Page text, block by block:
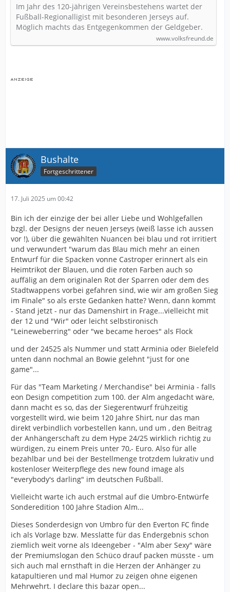
Im Jahr des 120-jährigen Vereinsbestehens wartet der
Fußball-Regionalligist mit besonderen Jerseys auf.
Möglich machts das Entgegenkommen der Geldgeber.
www.volksfreund.de
Bushalte
Fortgeschrittener
17. Juli 2025 um 00:42
Bin ich der einzige der bei aller Liebe und Wohlgefallen
bzgl. der Designs der neuen Jerseys (weiß lasse ich aussen
vor !), über die gewählten Nuancen bei blau und rot irritiert
und verwundert "warum das Blau mich mehr an einen
Entwurf für die Spacken vonne Castroper erinnert als ein
Heimtrikot der Blauen, und die roten Farben auch so
auffälig an dem originalen Rot der Sparren oder dem des
Stadtwappens vorbei gefahren sind, wie wir am großen Sieg
im Finale" so als erste Gedanken hatte? Wenn, dann kommt
- Stand jetzt - nur das Damenshirt in Frage...vielleicht mit
der 12 und "Wir" oder leicht selbstironisch
"Leineweberring" oder "we became heroes" als Flock
und der 24525 als Nummer und statt Arminia oder Bielefeld
unten dann nochmal an Bowie gelehnt "just for one
game"...
Für das "Team Marketing / Merchandise" bei Arminia - falls
eon Design competition zum 100. der Alm angedacht wäre,
dann macht es so, das der Siegerentwurf frühzeitig
vorgestellt wird, wie beim 120 Jahre Shirt, nur das man
direkt verbindlich vorbestellen kann, und um , den Beitrag
der Anhängerschaft zu dem Hype 24/25 wirklich richtig zu
würdigen, zu einem Preis unter 70,- Euro. Also für alle
bezahlbar und bei der Bestellmenge trotzdem lukrativ und
kostenloser Weiterpflege des new found image als
"everybody's darling" im deutschen Fußball.
Vielleicht warte ich auch erstmal auf die Umbro-Entwürfe
Sonderedition 100 Jahre Stadion Alm...
Dieses Sonderdesign von Umbro für den Everton FC finde
ich als Vorlage bzw. Messlatte für das Endergebnis schon
ziemlich weit vorne als Ideengeber - "Alm aber Sexy" wäre
der Premiumslogan den Schüco drauf packen müsste - um
sich auch mal ernsthaft in die Herzen der Anhänger zu
katapultieren und mal Humor zu zeigen ohne eigenen
Mehrwehrt. I declare this bazar open...